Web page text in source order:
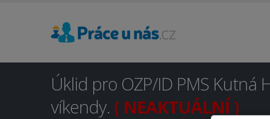
Úklid pro OZP/ID PMS Kutná
víkendy. ( NEAKTUÁLNÍ )